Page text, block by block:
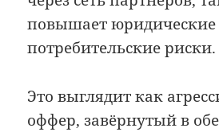
повышает
потребительские риски.
Это выглядит как
оффер, завёрнутый в